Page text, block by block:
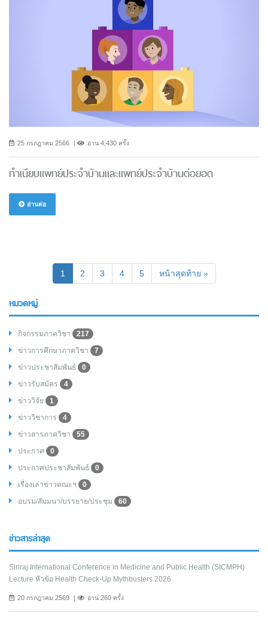
25 กรกฎาคม 2566 อ่าน 4,430 ครั้ง
ทำเนียบแพทย์ประจำบ้านและแพทย์ประจำบ้านต่อยอด
อ่านต่อ
1 (current)
2 3 4 5 หน้าสุดท้าย »
หมวดหมู่
กิจกรรมภาควิชา
217
ข่าวการศึกษาภาควิชา
7
ข่าวประชาสัมพันธ์
0
ข่าวรับสมัคร
4
ข่าววิจัย
1
ข่าววิชาการ
4
ข่าวสารภาควิชา
55
ประกาศ
0
ประกาศประชาสัมพันธ์
0
เรื่องเล่าข่าวคณะฯ
0
อบรม/สัมมนา/บรรยาย/ประชุม
60
ข่าวสารล่าสุด
Siriraj International Conference in Medicine and Public Health (SICMPH)
Lecture หัวข้อ Health Check-Up Mythbusters 2026
20 กรกฎาคม 2569 อ่าน 260 ครั้ง